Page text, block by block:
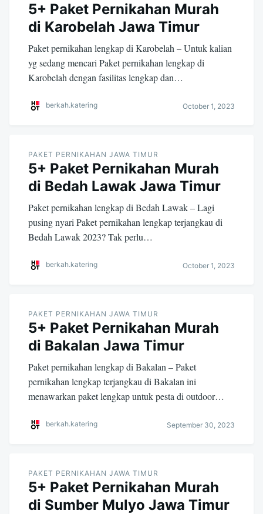
5+ Paket Pernikahan Murah
di Karobelah Jawa Timur
Paket pernikahan lengkap di Karobelah – Untuk kalian
yg sedang mencari Paket pernikahan lengkap di
Karobelah dengan fasilitas lengkap dan…
berkah.katering October 1, 2023
PAKET PERNIKAHAN JAWA TIMUR
5+ Paket Pernikahan Murah
di Bedah Lawak Jawa Timur
Paket pernikahan lengkap di Bedah Lawak – Lagi
pusing nyari Paket pernikahan lengkap terjangkau di
Bedah Lawak 2023? Tak perlu…
berkah.katering October 1, 2023
PAKET PERNIKAHAN JAWA TIMUR
5+ Paket Pernikahan Murah
di Bakalan Jawa Timur
Paket pernikahan lengkap di Bakalan – Paket
pernikahan lengkap terjangkau di Bakalan ini
menawarkan paket lengkap untuk pesta di outdoor…
berkah.katering September 30, 2023
PAKET PERNIKAHAN JAWA TIMUR
5+ Paket Pernikahan Murah
di Sumber Mulyo Jawa Timur